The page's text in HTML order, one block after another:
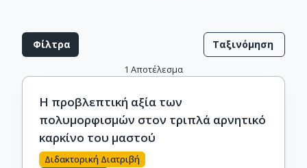
Φίλτρα Ταξινόμηση
1 Αποτέλεσμα
Η προβλεπτική αξία των
πολυμορφισμών στον τριπλά αρνητικό
καρκίνο του μαστού
Διδακτορική Διατριβή